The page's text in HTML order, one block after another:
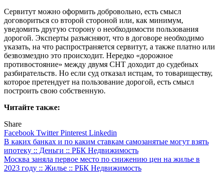
Сервитут можно оформить добровольно, есть смысл
договориться со второй стороной или, как минимум,
уведомить другую сторону о необходимости пользования
дорогой. Эксперты разъясняют, что в договоре необходимо
указать, на что распространяется сервитут, а также платно или
безвозмездно это происходит. Нередко «дорожное
противостояние» между двумя СНТ доходит до судебных
разбирательств. Но если суд отказал истцам, то товариществу,
которое претендует на пользование дорогой, есть смысл
построить свою собственную.
Читайте также:
Share
Facebook TwitterPinterest Linkedin
Навигация
по
записям
В каких банках и по каким ставкам самозанятые могут взять
ипотеку :: Деньги :: РБК Недвижимость
Москва заняла первое место по снижению цен на жилье в
2023 году :: Жилье :: РБК Недвижимость